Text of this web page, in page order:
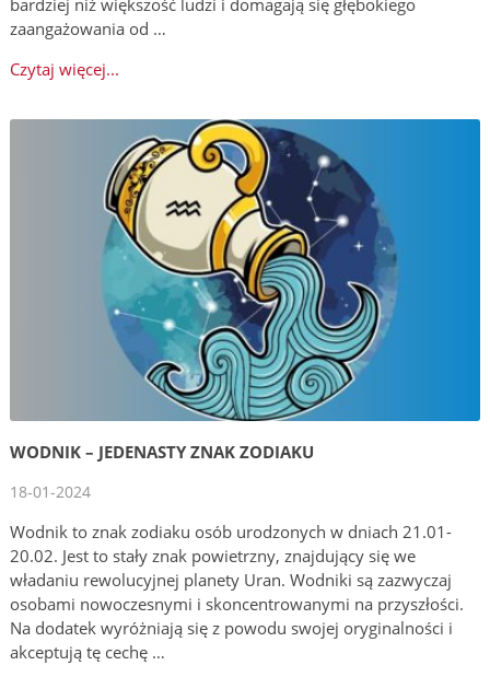
bardziej niż większość ludzi i domagają się głębokiego
zaangażowania od …
Czytaj więcej...
WODNIK – JEDENASTY ZNAK ZODIAKU
18-01-2024
Wodnik to znak zodiaku osób urodzonych w dniach 21.01-
20.02. Jest to stały znak powietrzny, znajdujący się we
władaniu rewolucyjnej planety Uran. Wodniki są zazwyczaj
osobami nowoczesnymi i skoncentrowanymi na przyszłości.
Na dodatek wyróżniają się z powodu swojej oryginalności i
akceptują tę cechę …